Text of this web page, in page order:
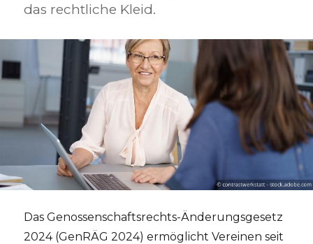
das rechtliche Kleid.
Das Genossenschaftsrechts-Änderungsgesetz
2024 (GenRÄG 2024) ermöglicht Vereinen seit